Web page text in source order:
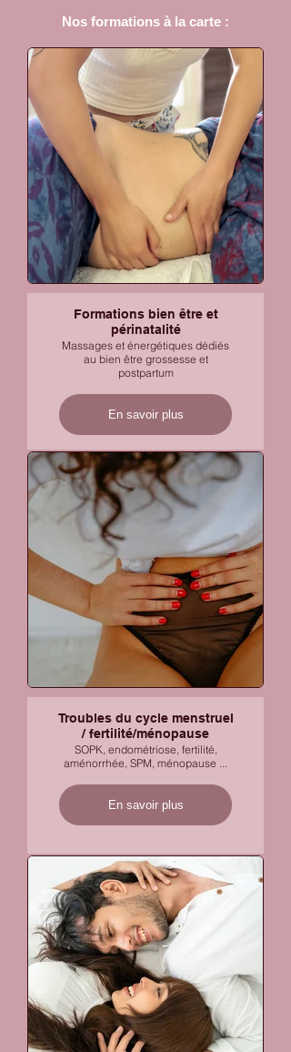
Nos formations à la carte :
Formations bien être et
périnatalité
Massages et énergétiques dédiés
au bien être grossesse et
postpartum
En savoir plus
Troubles du cycle menstruel
/ fertilité/ménopause
SOPK, endométriose, fertilité,
aménorrhée, SPM, ménopause ...
En savoir plus